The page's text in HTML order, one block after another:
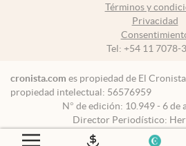
Términos y
Privacidad
Tel: +54 11 7078-
cronista.com es propiedad de El
propiedad intelectual: 56576959
N° de edición: 10.949 - 6 de
Director Periodístico: